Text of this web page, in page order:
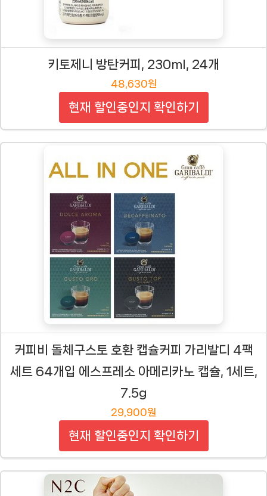
키토제니 방탄커피, 230ml, 24개
48,630원
현재 할인중인지 확인하기
커피비 돌체구스토 호환 캡슐커피 가리발디 4팩
세트 64개입 에스프레소 아메리카노 캡슐, 1세트,
7.5g
29,900원
현재 할인중인지 확인하기